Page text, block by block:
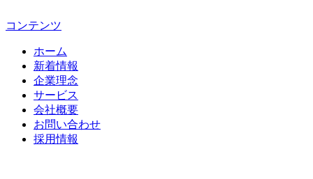
コンテンツ
ホーム
新着情報
企業理念
サービス
会社概要
お問い合わせ
採用情報